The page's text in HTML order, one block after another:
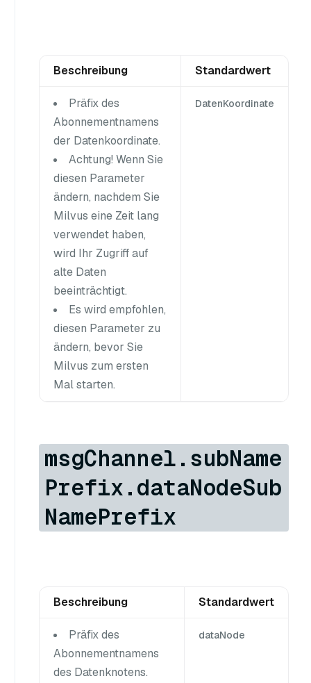
Beschreibung Standardwert
Präfix des
Abonnementnamens
der Datenkoordinate.
Achtung! Wenn Sie
diesen Parameter
ändern, nachdem Sie
Milvus eine Zeit lang
verwendet haben,
wird Ihr Zugriff auf
alte Daten
beeinträchtigt.
Es wird empfohlen,
diesen Parameter zu
ändern, bevor Sie
Milvus zum ersten
Mal starten.
DatenKoordinate
msgChannel.subName
Prefix.dataNodeSub
NamePrefix
Beschreibung Standardwert
Präfix des
Abonnementnamens
des Datenknotens.
dataNode